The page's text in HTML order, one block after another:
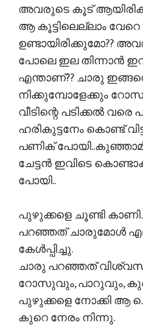
അവരുടെ കൂട്
ആ കൂട്ടിലെല്ലാം
ഉണ്ടായിരിക്കുമോ??
പോലെ ഇല തിന്നാൻ
എന്താണ്?? ചാരു
നിക്കുമ്പോളേക്കും
വീടിന്റെ പടിക്കൽ വരെ
ഹരികുട്ടനേം കൊണ്ട്
പണിക്
ചേട്ടൻ ഇവിടെ
പോയി..
പുഴുക്കളെ ചൂണ്ടി
പറഞ്ഞത് ചാരുമോൾ
കേൾപ്പിച്ചു.
ചാരു പറഞ്ഞത്
റോസുവും, പാറുവും,
പുഴുക്കളെ നോക്കി ആ
കുറെ നേരം നിന്നു.